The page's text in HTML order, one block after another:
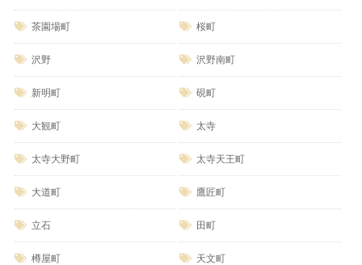
茶園場町 桜町
沢野 沢野南町
新明町 硯町
大観町 太寺
太寺大野町 太寺天王町
大道町 鷹匠町
立石 田町
樽屋町 天文町